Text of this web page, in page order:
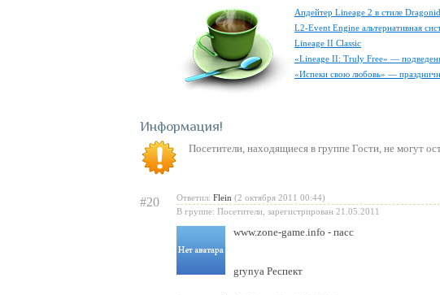
Апдейтер Lineage 2 в стиле
L2-Event Engine альтернативная
Lineage II Classic
«Lineage II: Truly Free» —
«Испеки свою любовь» —
Информация
Посетители, находящиеся в группе Гости, не могут
#20 Ответил: Flein (2 октября 2011 00:44)
В группе: Посетители, зарегистрирован 21.05.2011
www.zone-game.info - пасс
grynya Респект